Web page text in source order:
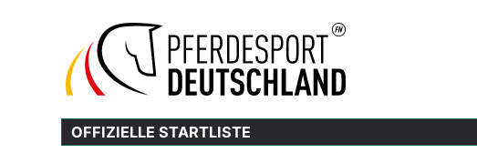
OFFIZIELLE STARTLISTE